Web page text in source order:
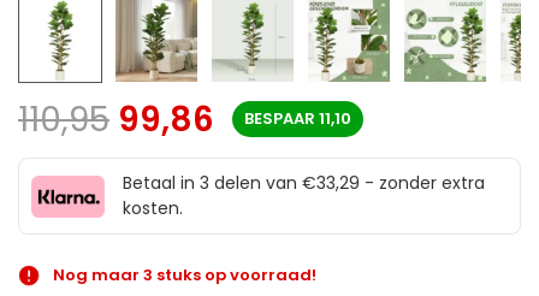
110,95 99,86 BESPAAR 11,10
Betaal in 3 delen van €33,29 - zonder extra
kosten.
Nog maar 3 stuks op voorraad!